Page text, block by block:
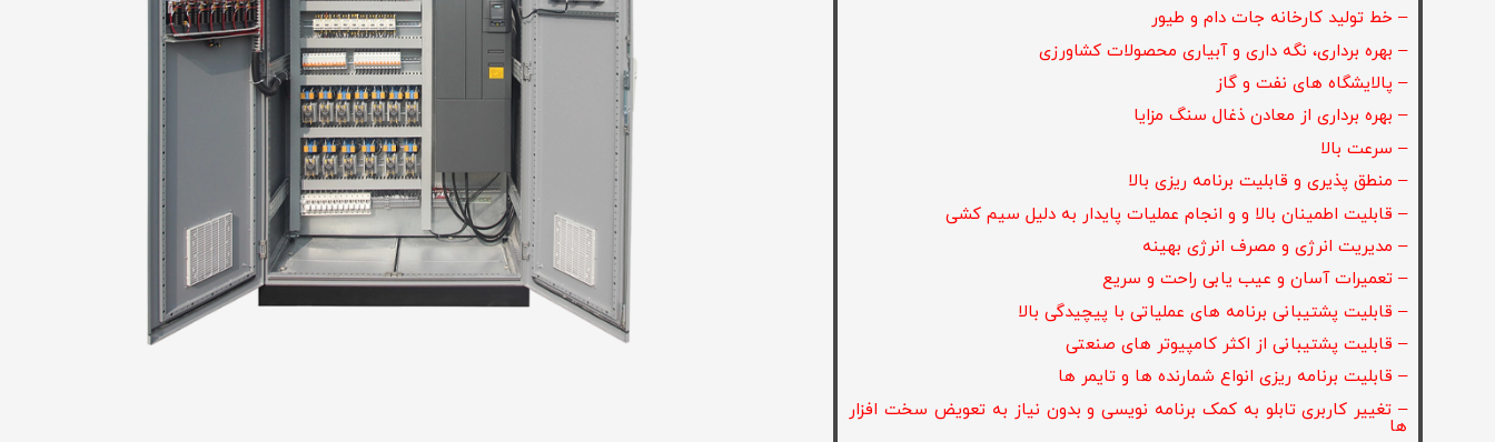
– خط تولید کارخانه جات دام و طیور
– بهره برداری، نگه داری و آبیاری محصولات کشاورزی
– پالایشگاه های نفت و گاز
– بهره برداری از معادن ذغال سنگ مزایا
– سرعت بالا
– منطق پذیری و قابلیت برنامه ریزی بالا
– قابلیت اطمینان بالا و و انجام عملیات پایدار به دلیل سیم کشی
– مدیریت انرژی و مصرف انرژی بهینه
– تعمیرات آسان و عیب یابی راحت و سریع
– قابلیت پشتیبانی برنامه های عملیاتی با پیچیدگی بالا
– قابلیت پشتیبانی از اکثر کامپیوتر های صنعتی
– قابلیت برنامه ریزی انواع شمارنده ها و تایمر ها
– تغییر کاربری تابلو به کمک برنامه نویسی و بدون نیاز به تعویض سخت افزار
ها